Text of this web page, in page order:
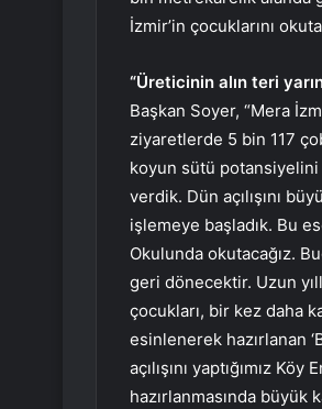
İzmir’in çocuklarını
“Üreticinin alın teri
Başkan Soyer, “Mera
ziyaretlerde 5 bin 117
koyun sütü potansiyelini
verdik. Dün açılışını
işlemeye başladık. Bu
Okulunda okutacağız.
geri dönecektir. Uzun
çocukları, bir kez daha
esinlenerek hazırlanan
açılışını yaptığımız
hazırlanmasında büyük